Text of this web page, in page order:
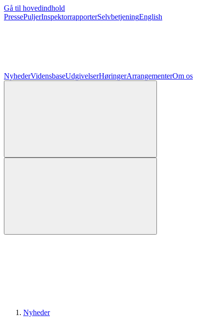
Gå til hovedindhold
PressePuljerInspektorrapporterSelvbetjeningEnglish
NyhederVidensbaseUdgivelserHøringerArrangementerOm os
Nyheder